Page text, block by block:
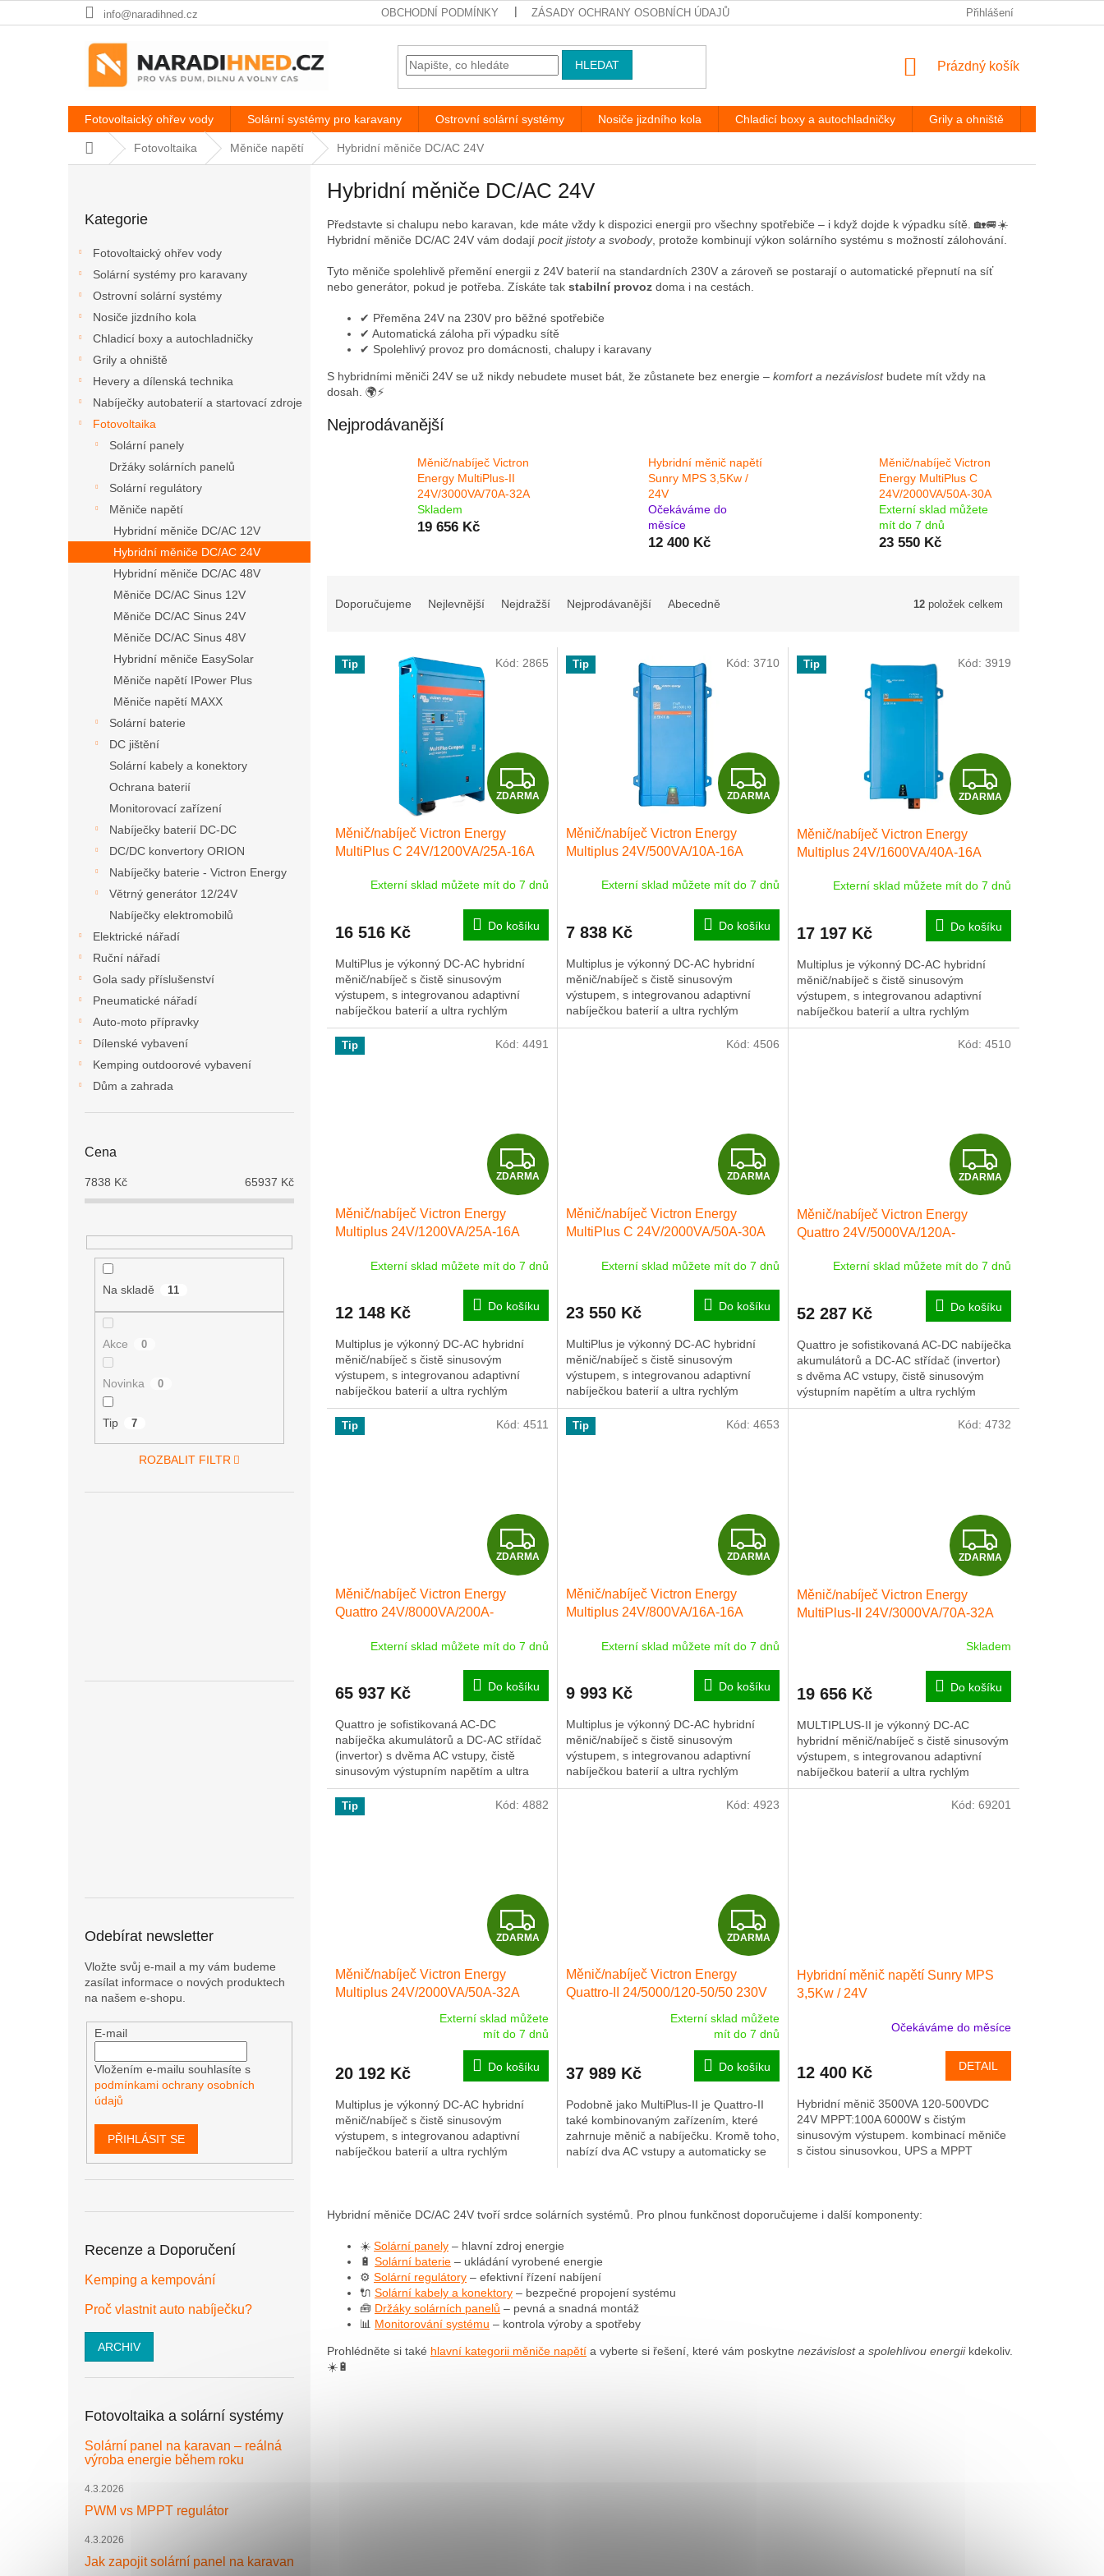
na
info@naradihned.cz OBCHODNÍ PODMÍNKY ZÁSADY OCHRANY OSOBNÍCH ÚDAJŮ PODMÍNKY OCHRANY OSOBNÍCH ÚDAJŮ ODSTOUPENÍ OD
Přihlášení
HLEDAT
NÁKUPNÍ
Prázdný košík
Fotovoltaický ohřev vody Solární systémy pro karavany Ostrovní solární systémy Nosiče jizdního kola Chladicí boxy a autochladničky Grily a ohniště
Domů Fotovoltaika Měniče napětí Hybridní měniče DC/AC 24V
kategorie
Kategorie
Fotovoltaický ohřev vody
Solární systémy pro karavany
Ostrovní solární systémy
Nosiče jizdního kola
Chladicí boxy a autochladničky
Grily a ohniště
Hevery a dílenská technika
Nabíječky autobaterií a startovací zdroje
Fotovoltaika
Solární panely
Držáky solárních panelů
Solární regulátory
Měniče napětí
Hybridní měniče DC/AC 12V
Hybridní měniče DC/AC 24V
Hybridní měniče DC/AC 48V
Měniče DC/AC Sinus 12V
Měniče DC/AC Sinus 24V
Měniče DC/AC Sinus 48V
Hybridní měniče EasySolar
Měniče napětí IPower Plus
Měniče napětí MAXX
Solární baterie
DC jištění
Solární kabely a konektory
Ochrana baterií
Monitorovací zařízení
Nabíječky baterií DC-DC
DC/DC konvertory ORION
Nabíječky baterie - Victron Energy
Větrný generátor 12/24V
Nabíječky elektromobilů
Elektrické nářadí
Ruční nářadí
Gola sady příslušenství
Pneumatické nářadí
Auto-moto přípravky
Dílenské vybavení
Kemping outdoorové vybavení
Dům a zahrada
Cena
7838 Kč 65937 Kč
Na skladě 11
Akce 0
Novinka 0
Tip 7
ROZBALIT FILTR
Odebírat newsletter
Vložte svůj e-mail a my vám budeme
zasílat informace o nových produktech
na našem e-shopu.
E-mail
Vložením e-mailu souhlasíte s
podmínkami ochrany osobních
údajů
PŘIHLÁSIT SE
Recenze a Doporučení
Kemping a kempování
Proč vlastnit auto nabíječku?
ARCHIV
Fotovoltaika a solární systémy
Solární panel na karavan – reálná
výroba energie během roku
4.3.2026
PWM vs MPPT regulátor
4.3.2026
Jak zapojit solární panel na karavan
Hybridní měniče DC/AC 24V
Představte si chalupu nebo karavan, kde máte vždy k dispozici energii pro všechny spotřebiče – i když dojde k výpadku sítě. 🏡🚐☀️
Hybridní měniče DC/AC 24V vám dodají pocit jistoty a svobody, protože kombinují výkon solárního systému s možností zálohování.
Tyto měniče spolehlivě přemění energii z 24V baterií na standardních 230V a zároveň se postarají o automatické přepnutí na síť
nebo generátor, pokud je potřeba. Získáte tak stabilní provoz doma i na cestách.
✔ Přeměna 24V na 230V pro běžné spotřebiče
✔ Automatická záloha při výpadku sítě
✔ Spolehlivý provoz pro domácnosti, chalupy i karavany
S hybridními měniči 24V se už nikdy nebudete muset bát, že zůstanete bez energie – komfort a nezávislostbudete mít vždy na
dosah. 🌍⚡
Nejprodávanější
Měnič/nabíječ Victron
Energy MultiPlus-II
24V/3000VA/70A-32A
Skladem
19 656 Kč
Hybridní měnič napětí
Sunry MPS 3,5Kw /
24V
Očekáváme do
měsíce
12 400 Kč
Měnič/nabíječ Victron
Energy MultiPlus C
24V/2000VA/50A-30A
Externí sklad můžete
mít do 7 dnů
23 550 Kč
Doporučujeme Nejlevnější Nejdražší Nejprodávanější Abecedně 12 položek celkem
V Tip
Z
D
A
R
M
A
ZDARMA
Měnič/nabíječ Victron Energy
MultiPlus C 24V/1200VA/25A-16A
Externí sklad můžete mít do 7 dnů
16 516 Kč Do košíku
MultiPlus je výkonný DC-AC hybridní
měnič/nabíječ s čistě sinusovým
výstupem, s integrovanou adaptivní
nabíječkou baterií a ultra rychlým
transferovým přepínačem zdroje
napájení...
Kód: 2865 Tip
Z
D
R
M
A
ZDARMA
Měnič/nabíječ Victron Energy
Multiplus 24V/500VA/10A-16A
Externí sklad můžete mít do 7 dnů
7 838 Kč Do košíku
Multiplus je výkonný DC-AC hybridní
měnič/nabíječ s čistě sinusovým
výstupem, s integrovanou adaptivní
nabíječkou baterií a ultra rychlým
transferovým přepínačem zdroje
Kód: 3710 Tip
Z
D
R
M
A
ZDARMA
Měnič/nabíječ Victron Energy
Multiplus 24V/1600VA/40A-16A
Externí sklad můžete mít do 7 dnů
17 197 Kč Do košíku
Multiplus je výkonný DC-AC hybridní
měnič/nabíječ s čistě sinusovým
výstupem, s integrovanou adaptivní
nabíječkou baterií a ultra rychlým
transferovým přepínačem zdroje
Kód: 3919
Tip
Z
D
R
M
A
ZDARMA
Měnič/nabíječ Victron Energy
Multiplus 24V/1200VA/25A-16A
Externí sklad můžete mít do 7 dnů
12 148 Kč Do košíku
Multiplus je výkonný DC-AC hybridní
měnič/nabíječ s čistě sinusovým
výstupem, s integrovanou adaptivní
nabíječkou baterií a ultra rychlým
transferovým přepínačem zdroje
napájení...
Kód: 4491
Z
D
A
R
M
A
ZDARMA
Měnič/nabíječ Victron Energy
MultiPlus C 24V/2000VA/50A-30A
Externí sklad můžete mít do 7 dnů
23 550 Kč Do košíku
MultiPlus je výkonný DC-AC hybridní
měnič/nabíječ s čistě sinusovým
výstupem, s integrovanou adaptivní
nabíječkou baterií a ultra rychlým
transferovým přepínačem zdroje
napájení...
Kód: 4506
Z
D
R
M
A
ZDARMA
Měnič/nabíječ Victron Energy
Quattro 24V/5000VA/120A-
Externí sklad můžete mít do 7 dnů
52 287 Kč Do košíku
Quattro je sofistikovaná AC-DC nabíječka
akumulátorů a DC-AC střídač (invertor)
s dvěma AC vstupy, čistě sinusovým
výstupním napětím a ultra rychlým
přepínačem mezi sítí...
Kód: 4510
Tip
Z
D
R
M
A
ZDARMA
Měnič/nabíječ Victron Energy
Quattro 24V/8000VA/200A-
Externí sklad můžete mít do 7 dnů
65 937 Kč Do košíku
Quattro je sofistikovaná AC-DC
nabíječka akumulátorů a DC-AC střídač
(invertor) s dvěma AC vstupy, čistě
sinusovým výstupním napětím a ultra
rychlým přepínačem mezi sítí...
Kód: 4511 Tip
Z
D
R
M
A
ZDARMA
Měnič/nabíječ Victron Energy
Multiplus 24V/800VA/16A-16A
Externí sklad můžete mít do 7 dnů
9 993 Kč Do košíku
Multiplus je výkonný DC-AC hybridní
měnič/nabíječ s čistě sinusovým
výstupem, s integrovanou adaptivní
nabíječkou baterií a ultra rychlým
transferovým přepínačem zdroje
Kód: 4653
Z
D
R
M
A
ZDARMA
Měnič/nabíječ Victron Energy
MultiPlus-II 24V/3000VA/70A-32A
Skladem
19 656 Kč Do košíku
MULTIPLUS-II je výkonný DC-AC
hybridní měnič/nabíječ s čistě sinusovým
výstupem, s integrovanou adaptivní
nabíječkou baterií a ultra rychlým
transferovým přepínačem zdroje...
Kód: 4732
Tip
Z
D
R
M
A
ZDARMA
Měnič/nabíječ Victron Energy
Multiplus 24V/2000VA/50A-32A
je
z
5
hvězdiček.
Externí sklad můžete
mít do 7 dnů
20 192 Kč Do košíku
Multiplus je výkonný DC-AC hybridní
měnič/nabíječ s čistě sinusovým
výstupem, s integrovanou adaptivní
nabíječkou baterií a ultra rychlým
Kód: 4882
Z
D
A
R
M
A
ZDARMA
Měnič/nabíječ Victron Energy
Quattro-II 24/5000/120-50/50 230V
je
z
5
hvězdiček.
Externí sklad můžete
mít do 7 dnů
37 989 Kč Do košíku
Podobně jako MultiPlus-II je Quattro-II
také kombinovaným zařízením, které
zahrnuje měnič a nabíječku. Kromě toho,
nabízí dva AC vstupy a automaticky se
Kód: 4923
Hybridní měnič napětí Sunry MPS
3,5Kw / 24V
je
z
5
hvězdiček.
Očekáváme do měsíce
12 400 Kč DETAIL
Hybridní měnič 3500VA 120-500VDC
24V MPPT:100A 6000W s čistým
sinusovým výstupem. kombinací měniče
s čistou sinusovkou, UPS a MPPT
Kód: 69201
l
í
v
Hybridní měniče DC/AC 24V tvoří srdce solárních systémů. Pro plnou funkčnost doporučujeme i další komponenty:
☀️ Solární panely – hlavní zdroj energie
🔋 Solární baterie – ukládání vyrobené energie
⚙️ Solární regulátory – efektivní řízení nabíjení
🔌 Solární kabely a konektory – bezpečné propojení systému
🧰 Držáky solárních panelů – pevná a snadná montáž
📊 Monitorování systému – kontrola výroby a spotřeby
Prohlédněte si také hlavní kategorii měniče napětí a vyberte si řešení, které vám poskytne nezávislost a spolehlivou energiikdekoliv.
☀️🔋